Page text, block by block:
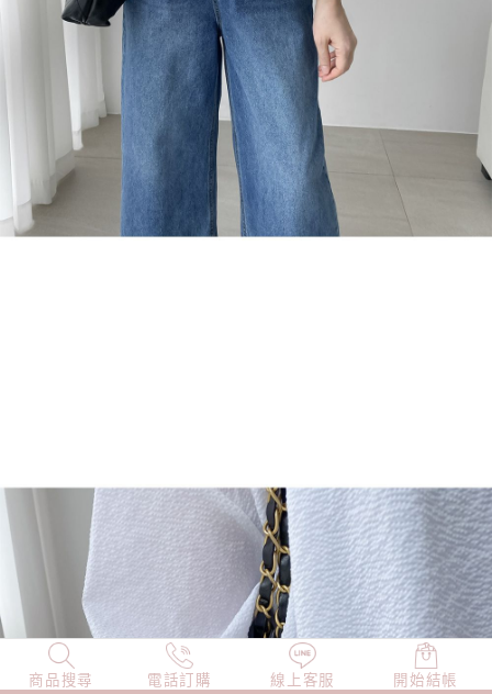
商品搜尋 電話訂購 線上客服 開始結帳
NEW 店長精選 TOP100 小編穿搭